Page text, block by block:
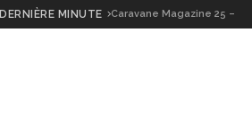
DERNIÈRE MINUTE Caravane Magazine 26 –